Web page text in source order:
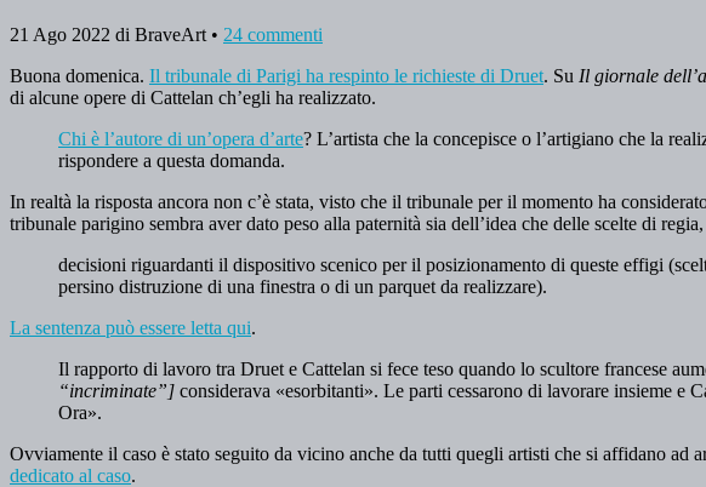
21 Ago 2022 di BraveArt • 24 commenti
Buona domenica. Il tribunale di Parigi ha respinto le richieste di Druet. Su Il giornale
di alcune opere di Cattelan ch’egli ha realizzato.
Chi è l’autore di un’opera d’arte? L’artista che la concepisce o l’artigiano che la
rispondere a questa domanda.
In realtà la risposta ancora non c’è stata, visto che il tribunale per il momento ha
tribunale parigino sembra aver dato peso alla paternità sia dell’idea che delle scelte di
decisioni riguardanti il dispositivo scenico per il posizionamento di queste effigi
persino distruzione di una finestra o di un parquet da realizzare).
La sentenza può essere letta qui.
Il rapporto di lavoro tra Druet e Cattelan si fece teso quando lo scultore francese
“incriminate”] considerava «esorbitanti». Le parti cessarono di lavorare insieme e
Ora».
Ovviamente il caso è stato seguito da vicino anche da tutti quegli artisti che si affidano
dedicato al caso.